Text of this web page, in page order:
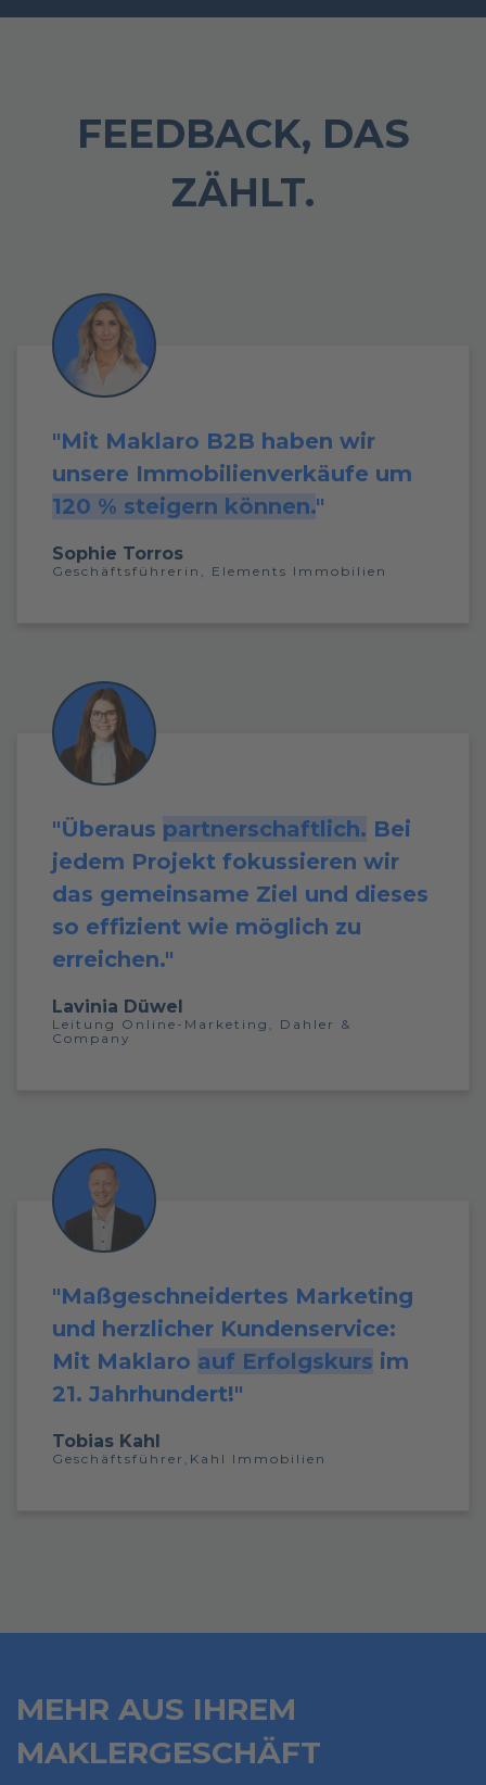
FEEDBACK, DAS
ZÄHLT.
"Mit Maklaro B2B haben wir
unsere Immobilienverkäufe um
120 % steigern können."
Sophie Torros
Geschäftsführerin, Elements Immobilien
"Überaus partnerschaftlich. Bei
jedem Projekt fokussieren wir
das gemeinsame Ziel und dieses
so effizient wie möglich zu
erreichen."
Lavinia Düwel
Leitung Online-Marketing, Dahler &
Company
"Maßgeschneidertes Marketing
und herzlicher Kundenservice:
Mit Maklaro auf Erfolgskurs im
21. Jahrhundert!"
Tobias Kahl
Geschäftsführer, Kahl Immobilien
MEHR AUS IHREM
MAKLERGESCHÄFT